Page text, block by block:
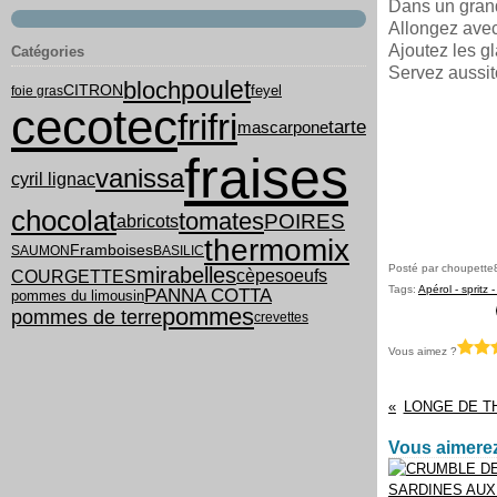
Catégories
foie grasCITRON blochpouletfeyel
cecotecfrifrimascarponetarte
cyril lignacvanissafraises
chocolatabricotstomatesPOIRES
SAUMON FramboisesBASILICthermomix
COURGETTESmirabellescèpesoeufs
pommes du limousinPANNA COTTA
pommes de terrepommescrevettes
Dans un
Allongez
Ajoutez les
Servez
Posté par
Tags: Apérol - spritz
Vous aimez ?
LONGE DE
Vous